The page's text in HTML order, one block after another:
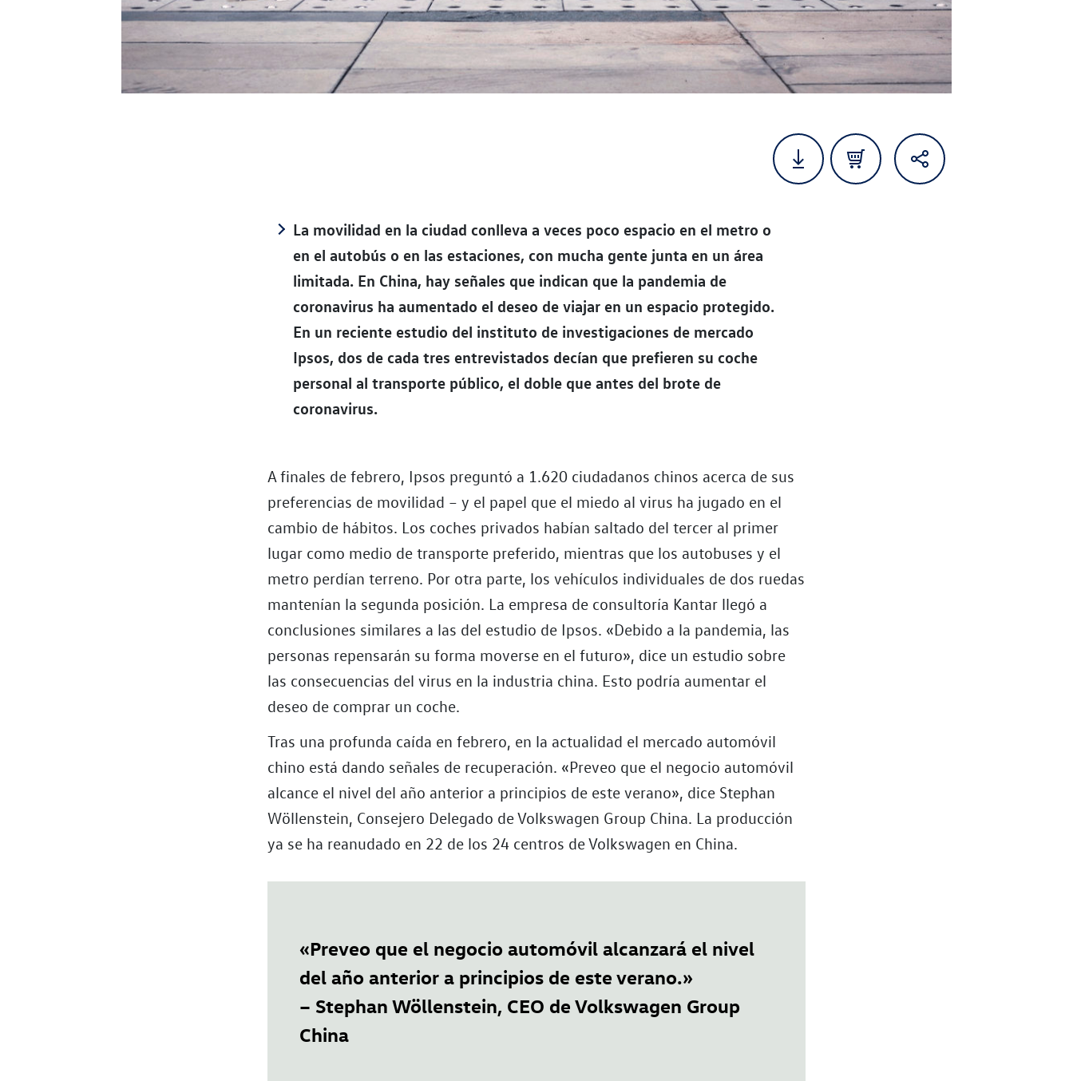
La movilidad en la ciudad conlleva a veces poco espacio en el metro o
en el autobús o en las estaciones, con mucha gente junta en un área
limitada. En China, hay señales que indican que la pandemia de
coronavirus ha aumentado el deseo de viajar en un espacio protegido.
En un reciente estudio del instituto de investigaciones de mercado
Ipsos, dos de cada tres entrevistados decían que prefieren su coche
personal al transporte público, el doble que antes del brote de
coronavirus.
A finales de febrero, Ipsos preguntó a 1.620 ciudadanos chinos acerca de sus
preferencias de movilidad – y el papel que el miedo al virus ha jugado en el
cambio de hábitos. Los coches privados habían saltado del tercer al primer
lugar como medio de transporte preferido, mientras que los autobuses y el
metro perdían terreno. Por otra parte, los vehículos individuales de dos ruedas
mantenían la segunda posición. La empresa de consultoría Kantar llegó a
conclusiones similares a las del estudio de Ipsos. «Debido a la pandemia, las
personas repensarán su forma moverse en el futuro», dice un estudio sobre
las consecuencias del virus en la industria china. Esto podría aumentar el
deseo de comprar un coche.
Tras una profunda caída en febrero, en la actualidad el mercado automóvil
chino está dando señales de recuperación. «Preveo que el negocio automóvil
alcance el nivel del año anterior a principios de este verano», dice Stephan
Wöllenstein, Consejero Delegado de Volkswagen Group China. La producción
ya se ha reanudado en 22 de los 24 centros de Volkswagen en China.
«Preveo que el negocio automóvil alcanzará el nivel
del año anterior a principios de este verano.»
– Stephan Wöllenstein, CEO de Volkswagen Group
China